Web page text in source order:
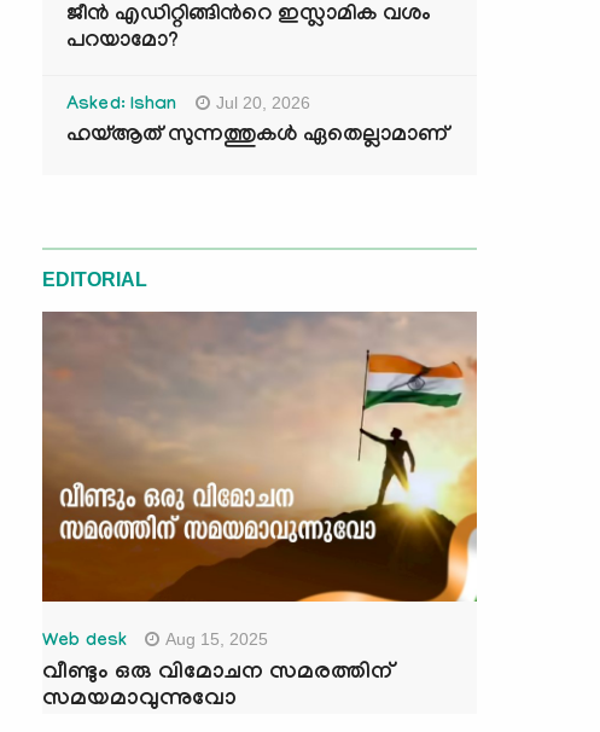
ജീൻ എഡിറ്റിങ്ങിന്‍റെ ഇസ്ലാമിക വശം
പറയാമോ?
Asked: Ishan Jul 20, 2026
ഹയ്ആത് സുന്നത്തുകൾ ഏതെല്ലാമാണ്
EDITORIAL
Web desk Aug 15, 2025
വീണ്ടും ഒരു വിമോചന സമരത്തിന്
സമയമാവുന്നുവോ